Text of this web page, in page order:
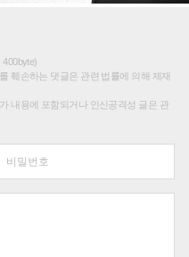
훼손하는 댓글은 관련 법률에 의해 제재
내용에 포함되거나 인신공격성 글은 관